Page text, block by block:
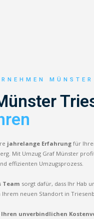
MÜNSTER
jahrelange Erfahrung für
Mit Umzug Graf Münster
effizienten Umzugsprozess.
Team sorgt dafür, dass Ihr Hab
Ihrem neuen Standort in
unverbindlichen